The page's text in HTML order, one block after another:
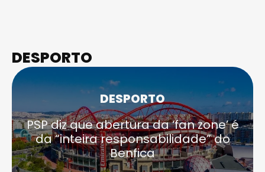
DESPORTO
DESPORTO
PSP diz que abertura da ‘fan zone’ é
da “inteira responsabilidade” do
Benfica